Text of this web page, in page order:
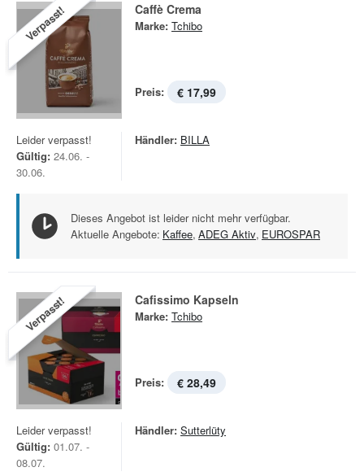
Verpasst! Caffè Crema
Marke: Tchibo
Preis: € 17,99
Leider verpasst!
Gültig: 24.06. -
30.06.
Händler: BILLA
Dieses Angebot ist leider nicht mehr verfügbar.
Aktuelle Angebote: Kaffee, ADEG Aktiv, EUROSPAR
Verpasst! Cafissimo Kapseln
Marke: Tchibo
Preis: € 28,49
Leider verpasst!
Gültig: 01.07. -
08.07.
Händler: Sutterlüty